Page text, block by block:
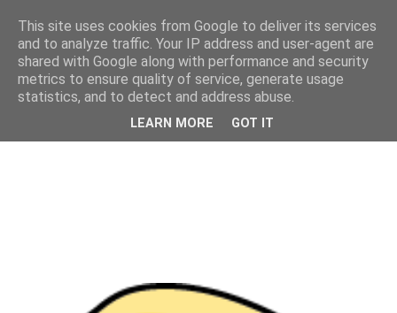
This site uses cookies from Google to deliver its services
and to analyze traffic. Your IP address and user-agent are
shared with Google along with performance and security
metrics to ensure quality of service, generate usage
statistics, and to detect and address abuse.
LEARN MORE GOT IT